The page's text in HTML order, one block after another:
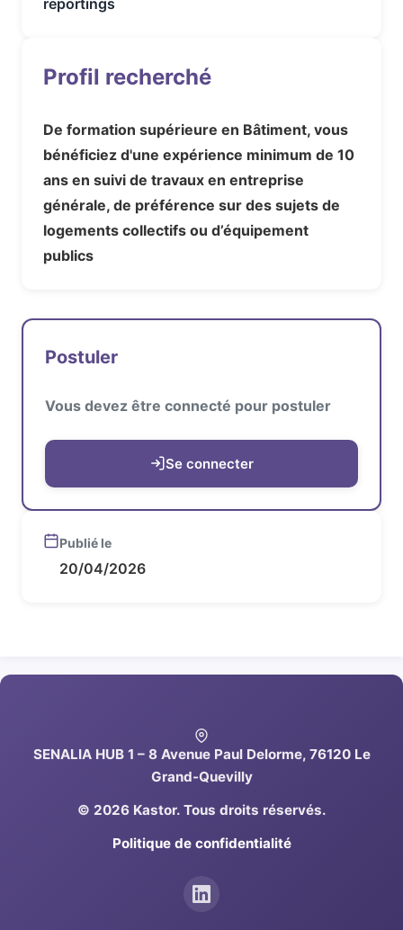
Profil recherché
De formation supérieure en Bâtiment, vous
bénéficiez d'une expérience minimum de 10
ans en suivi de travaux en entreprise
générale, de préférence sur des sujets de
logements collectifs ou d’équipement
publics
Postuler
Vous devez être connecté pour postuler
Se connecter
Publié le
20/04/2026
SENALIA HUB 1 – 8 Avenue Paul Delorme, 76120 Le
Grand-Quevilly
© 2026 Kastor. Tous droits réservés.
Politique de confidentialité